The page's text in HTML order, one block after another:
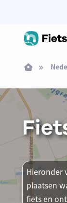
Hieronder
plaatsen
fiets en